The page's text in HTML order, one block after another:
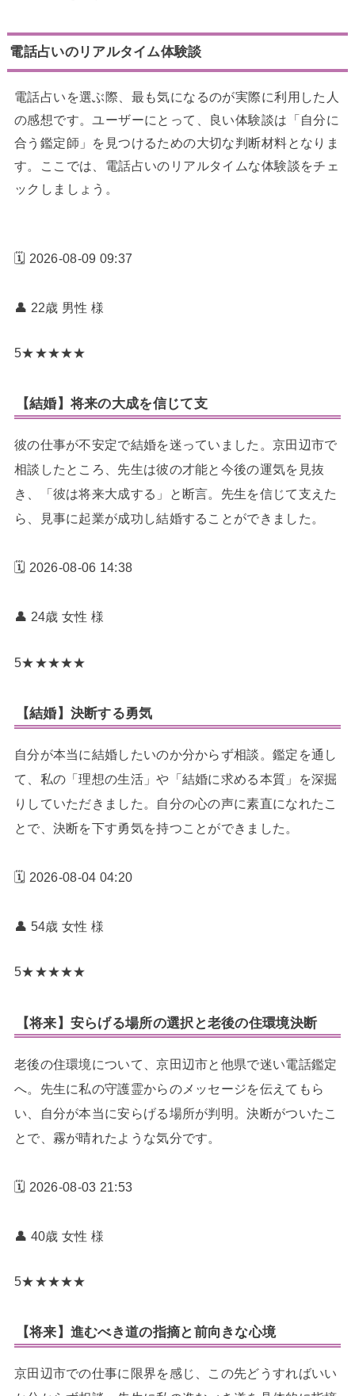
電話占いのリアルタイム体験談
電話占いを選ぶ際、最も気になるのが実際に利用した人
の感想です。ユーザーにとって、良い体験談は「自分に
合う鑑定師」を見つけるための大切な判断材料となりま
す。ここでは、電話占いのリアルタイムな体験談をチェ
ックしましょう。
🗓️ 2026-08-09 09:37
👤 22歳 男性 様
5★★★★★
【結婚】将来の大成を信じて支
彼の仕事が不安定で結婚を迷っていました。京田辺市で
相談したところ、先生は彼の才能と今後の運気を見抜
き、「彼は将来大成する」と断言。先生を信じて支えた
ら、見事に起業が成功し結婚することができました。
🗓️ 2026-08-06 14:38
👤 24歳 女性 様
5★★★★★
【結婚】決断する勇気
自分が本当に結婚したいのか分からず相談。鑑定を通し
て、私の「理想の生活」や「結婚に求める本質」を深掘
りしていただきました。自分の心の声に素直になれたこ
とで、決断を下す勇気を持つことができました。
🗓️ 2026-08-04 04:20
👤 54歳 女性 様
5★★★★★
【将来】安らげる場所の選択と老後の住環境決断
老後の住環境について、京田辺市と他県で迷い電話鑑定
へ。先生に私の守護霊からのメッセージを伝えてもら
い、自分が本当に安らげる場所が判明。決断がついたこ
とで、霧が晴れたような気分です。
🗓️ 2026-08-03 21:53
👤 40歳 女性 様
5★★★★★
【将来】進むべき道の指摘と前向きな心境
京田辺市での仕事に限界を感じ、この先どうすればいい